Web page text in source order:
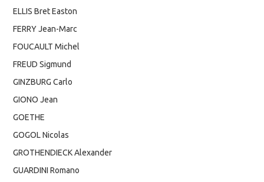
ELLIS Bret Easton
FERRY Jean-Marc
FOUCAULT Michel
FREUD Sigmund
GINZBURG Carlo
GIONO Jean
GOETHE
GOGOL Nicolas
GROTHENDIECK Alexander
GUARDINI Romano